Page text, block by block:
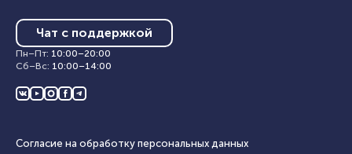
Чат с поддержкой
Пн–Пт: 10:00–20:00
Сб–Вс: 10:00–14:00
Согласие на обработку персональных данных